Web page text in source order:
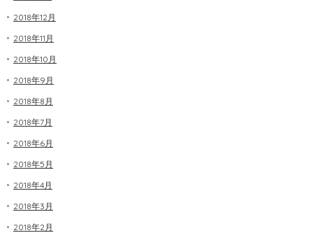
2018年12月
2018年11月
2018年10月
2018年9月
2018年8月
2018年7月
2018年6月
2018年5月
2018年4月
2018年3月
2018年2月